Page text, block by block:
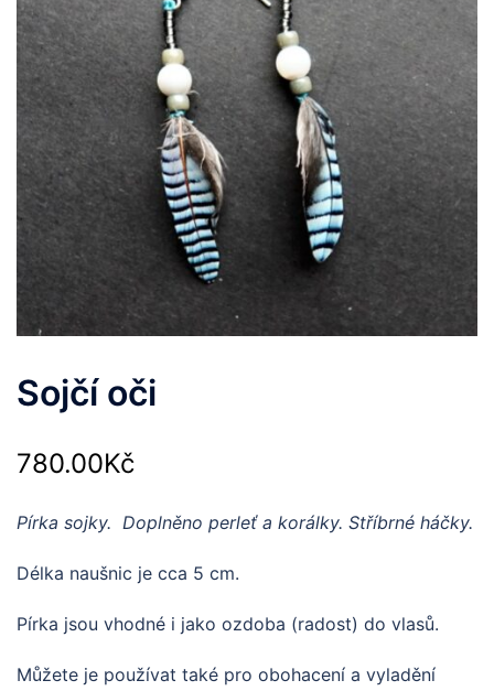
Sojčí oči
780.00Kč
Pírka sojky. Doplněno perleť a korálky. Stříbrné háčky.
Délka naušnic je cca 5 cm.
Pírka jsou vhodné i jako ozdoba (radost) do vlasů.
Můžete je používat také pro obohacení a vyladění